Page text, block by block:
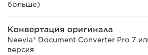
больше)
Конвертация оригинала
Neevia® Document Converter Pro 7
версия